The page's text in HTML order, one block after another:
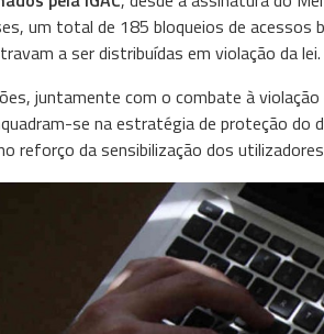
um total de 185 bloqueios de acessos
a ser distribuídas em violação da lei.
juntamente com o combate à
se na estratégia de proteção do
reforço da sensibilização dos